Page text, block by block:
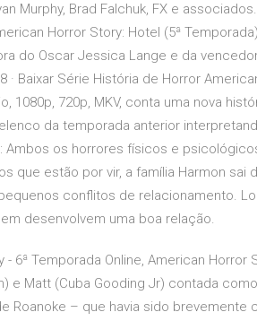
Murphy, Brad Falchuk, FX e
Horror Story: Hotel (5ª
do Oscar Jessica Lange e da
· Baixar Série História de Horror
1080p, 720p, MKV, conta uma nova
da temporada anterior
Ambos os horrores físicos e
que estão por vir, a família Harmon sai
conflitos de relacionamento.
desenvolvem uma boa relação.
- 6ª Temporada Online, American Horror
e Matt (Cuba Gooding Jr) contada
Roanoke – que havia sido brevemente